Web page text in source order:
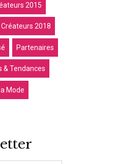
2015
Créateurs 2018
Partenaires
& Tendances
Mode